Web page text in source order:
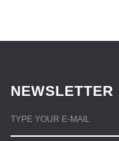
NEWSLETTER
TYPE YOUR E-MAIL